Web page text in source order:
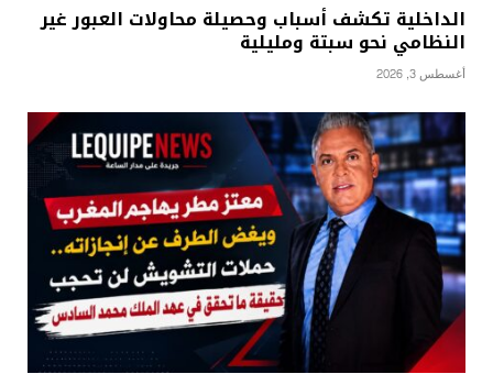
الداخلية تكشف أسباب وحصيلة محاولات العبور غير
النظامي نحو سبتة ومليلية
أغسطس 3, 2026